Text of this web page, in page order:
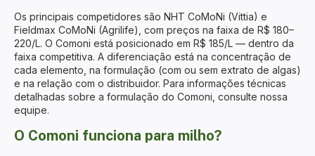
Os principais competidores são NHT CoMoNi (Vittia) e
Fieldmax CoMoNi (Agrilife), com preços na faixa de R$ 180–
220/L. O Comoni está posicionado em R$ 185/L — dentro da
faixa competitiva. A diferenciação está na concentração de
cada elemento, na formulação (com ou sem extrato de algas)
e na relação com o distribuidor. Para informações técnicas
detalhadas sobre a formulação do Comoni, consulte nossa
equipe.
O Comoni funciona para milho?